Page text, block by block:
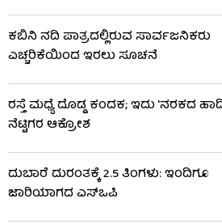
ಕಬಿನಿ ನದಿ ಪಾತ್ರದಲ್ಲಿರುವ ಸಾರ್ವಜನಿಕರು
ಎಚ್ಚರಿಕೆಯಿಂದ ಇರಲು ಸೂಚನೆ
ರಸ್ತೆ ಮಧ್ಯೆ ದೊಡ್ಡ ಕಂದಕ; ಇದು 'ನರಕದ
ನೆಟ್ಟಿಗರ ಆಕ್ರೋಶ
ದುಬಾರೆ ದುರಂತಕ್ಕೆ 2.5 ತಿಂಗಳು: ಇಂದಿಗೂ
ಜಾರಿಯಾಗದ ಎಸ್‌ಒಪಿ